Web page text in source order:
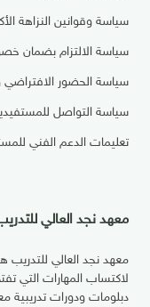
سياسة وقوانين النزاهة
سياسة الالتزام بضمان
سياسة الحضور الافتراضي
سياسة التواصل
تعليمات الدعم الفني
معهد نجد العالي
معهد نجد العالي
لاكتساب المهارات
دبلومات ودورات